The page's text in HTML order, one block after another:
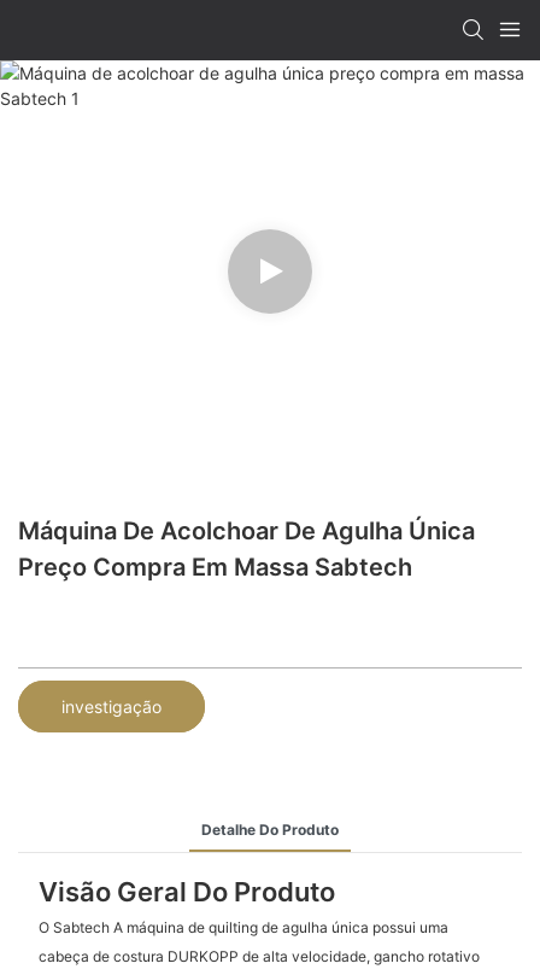
Máquina De Acolchoar De Agulha Única
Preço Compra Em Massa Sabtech
investigação
Detalhe Do Produto
Visão Geral Do Produto
O Sabtech A máquina de quilting de agulha única possui uma
cabeça de costura DURKOPP de alta velocidade, gancho rotativo